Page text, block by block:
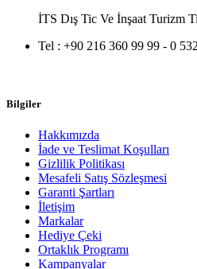
İTS Dış Tic Ve İnşaat Turizm
Tel : +90 216 360 99 99 - 0
Bilgiler
Hakkımızda
İade ve Teslimat Koşulları
Gizlilik Politikası
Mesafeli Satış Sözleşmesi
Garanti Şartları
İletişim
Markalar
Hediye Çeki
Ortaklık Programı
Kampanyalar